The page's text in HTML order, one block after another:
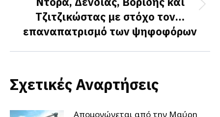
Next
post:
Τζιτζικώστας με στόχο τον…
επαναπατρισμό των ψηφοφόρων
Σχετικές Αναρτήσεις
Απομονώνεται από την Μαύρη